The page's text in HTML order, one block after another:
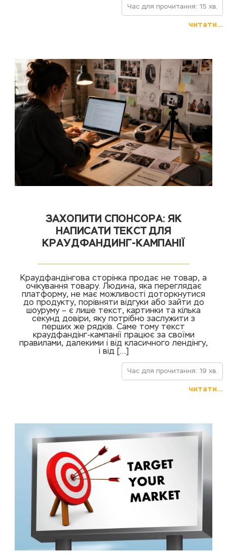
Час для прочитання: 15 хв.
читати...
ЗАХОПИТИ СПОНСОРА: ЯК
НАПИСАТИ ТЕКСТ ДЛЯ
КРАУДФАНДИНГ-КАМПАНІЇ
Краудфандінгова сторінка продає не товар, а
очікування товару. Людина, яка переглядає
платформу, не має можливості доторкнутися
до продукту, порівняти відгуки або зайти до
шоуруму – є лише текст, картинки та кілька
секунд довіри, яку потрібно заслужити з
перших же рядків. Саме тому текст
краудфандінг-кампанії працює за своїми
правилами, далекими і від класичного лендінгу,
і від […]
Час для прочитання: 19 хв.
читати...